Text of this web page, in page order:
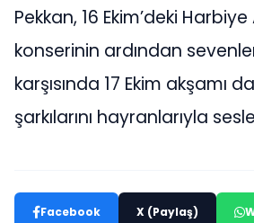
Pekkan, 16 Ekim’deki
konserinin ardından
karşısında 17 Ekim akşamı
şarkılarını hayranlarıyla
Facebook X (Paylaş)